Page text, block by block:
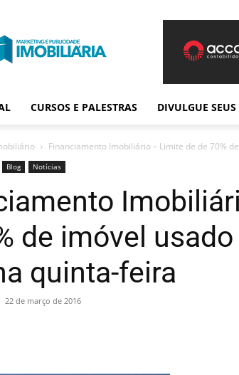
Publicidade
Imobiliária
CURSOS E PALESTRAS DIVULGUE
Financiamento Imobiliário – Limite de de 70%
Blog Notícias
de imóvel
quinta-feira
22 de março de 2016